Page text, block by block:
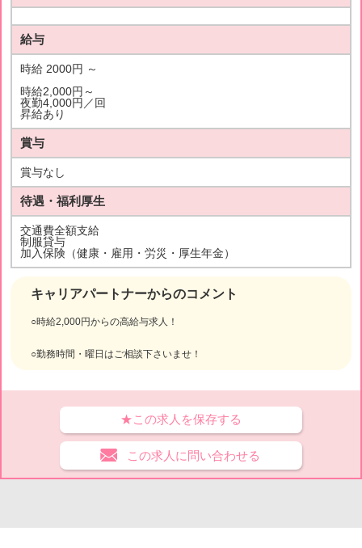
キャリアパートナーからのコメント
○時給2,000円からの高給与求人！
○勤務時間・曜日はご相談下さいませ！
給与
時給 2000円 ～
時給2,000円～
夜勤4,000円／回
昇給あり
賞与
賞与なし
待遇・福利厚生
交通費全額支給
制服貸与
加入保険（健康・雇用・労災・厚生年金）
★この求人を保存する
この求人に問い合わせる